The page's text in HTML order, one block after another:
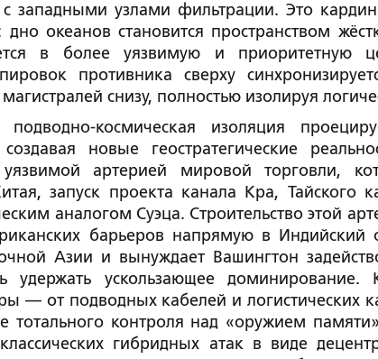
западными узлами фильтрации. Это
дно океанов становится пространством
в более уязвимую и приоритетную
противника сверху
снизу, полностью изолируя
космическая изоляция
новые геостратегические
уязвимой артерией мировой торговли,
запуск проекта канала Кра, Тайского
аналогом Суэца. Строительство этой
барьеров напрямую в Индийский
Азии и вынуждает Вашингтон
удержать ускользающее доминирование.
— от подводных кабелей и логистических
тотального контроля над «оружием
гибридных атак в виде